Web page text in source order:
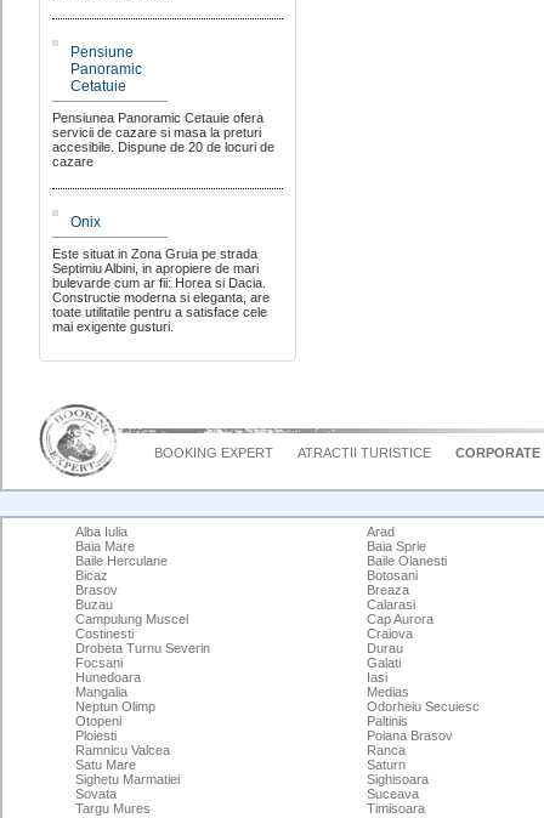
Pensiune
Panoramic
Cetatuie
Pensiunea Panoramic Cetauie ofera
servicii de cazare si masa la preturi
accesibile. Dispune de 20 de locuri de
cazare
Onix
Este situat in Zona Gruia pe strada
Septimiu Albini, in apropiere de mari
bulevarde cum ar fii: Horea si Dacia.
Constructie moderna si eleganta, are
toate utilitatile pentru a satisface cele
mai exigente gusturi.
BOOKING EXPERT ATRACTII TURISTICE CORPORATE
Alba Iulia
Arad
Baia Mare
Baia Sprie
Baile Herculane
Baile Olanesti
Bicaz
Botosani
Brasov
Breaza
Buzau
Calarasi
Campulung Muscel
Cap Aurora
Costinesti
Craiova
Drobeta Turnu Severin
Durau
Focsani
Galati
Hunedoara
Iasi
Mangalia
Medias
Neptun Olimp
Odorheiu Secuiesc
Otopeni
Paltinis
Ploiesti
Poiana Brasov
Ramnicu Valcea
Ranca
Satu Mare
Saturn
Sighetu Marmatiei
Sighisoara
Sovata
Suceava
Targu Mures
Timisoara